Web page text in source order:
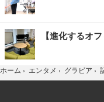
【進化するオフ
ホーム › エンタメ › グラビア ›